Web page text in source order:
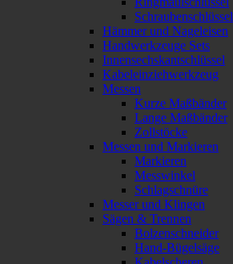
Schraubenschlüssel
Hämmer und Nageleisen
Handwerkzeuge Sets
Innensechskantschlüssel
Kabeleinziehwerkzeug
Messen
Kurze Maßbänder
Lange Maßbänder
Zollstöcke
Messen und Markieren
Markieren
Messwinkel
Schlagschnüre
Messer und Klingen
Sägen & Trennen
Bolzenschneider
Hand-Bügelsäge